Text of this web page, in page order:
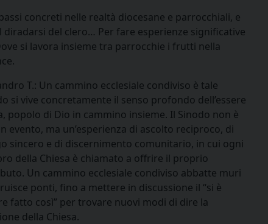
concreti nelle realtà diocesane e parrocchiali, e
del clero… Per fare esperienze significative
si lavora insieme tra parrocchie i frutti nella
T.: Un cammino ecclesiale condiviso è tale
si vive concretamente il senso profondo dell’essere
popolo di Dio in cammino insieme. Il Sinodo non è
evento, ma un’esperienza di ascolto reciproco, di
sincero e di discernimento comunitario, in cui ogni
della Chiesa è chiamato a offrire il proprio
Un cammino ecclesiale condiviso abbatte muri
ponti, fino a mettere in discussione il “si è
fatto così” per trovare nuovi modi di dire la
della Chiesa.